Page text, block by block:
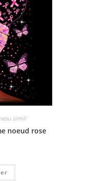
simili
noeud rose